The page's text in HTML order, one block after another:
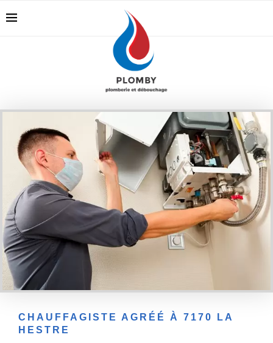
CHAUFFAGISTE AGRÉÉ À 7170 LA
HESTRE